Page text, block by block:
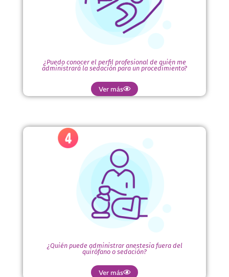
¿Puedo conocer el perfil profesional de quién me
administrará la sedación para un procedimiento?
Ver más
Si. Como paciente tienes derecho a una atención en salud
con calidad, lo que incluye que la institución prestadora de
servicios
de salud te informe quién será el profesional encargado de
administrar la sedación.
¿Quién puede administrar anestesia fuera del
quirófano o sedación?
Ver más
¿Quién puede administrar anestesia fuera
del quirófano o sedación?
La sedación es un componente de la anestesia; por lo tanto,
la Sociedad Colombiana de Anestesiología S.C.A.R.E.,
recomienda y considera que debe ser el anestesiólogo quien
la administre.